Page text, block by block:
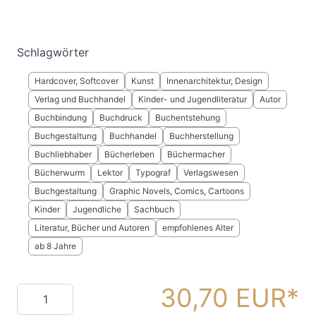
Schlagwörter
Hardcover, Softcover Kunst
Innenarchitektur, Design
Verlag und Buchhandel
Kinder- und Jugendliteratur
Autor
Buchbindung
Buchdruck
Buchentstehung
Buchgestaltung
Buchhandel
Buchherstellung
Buchliebhaber
Bücherleben
Büchermacher
Bücherwurm
Lektor Typograf
Verlagswesen
Buchgestaltung
Graphic Novels, Comics, Cartoons
Kinder
Jugendliche
Sachbuch
Literatur, Bücher und Autoren
empfohlenes Alter
ab 8 Jahre
Menge 30,70 EUR